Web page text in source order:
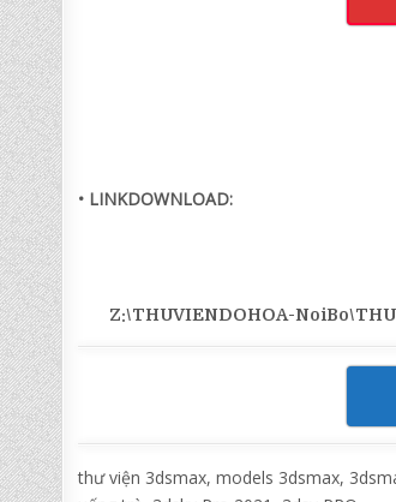
• LINKDOWNLOAD:
Z:\THUVIENDOHOA-
thư viện 3dsmax, models 3dsmax,